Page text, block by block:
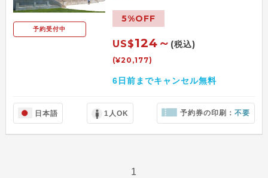
予約受付中
5%OFF
US$124～ (税込)
(¥20,177)
6日前までキャンセル無料
日本語 1人OK 予約券の印刷：不要
1